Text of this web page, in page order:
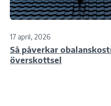
17 april, 2026
Så påverkar
överskottsel